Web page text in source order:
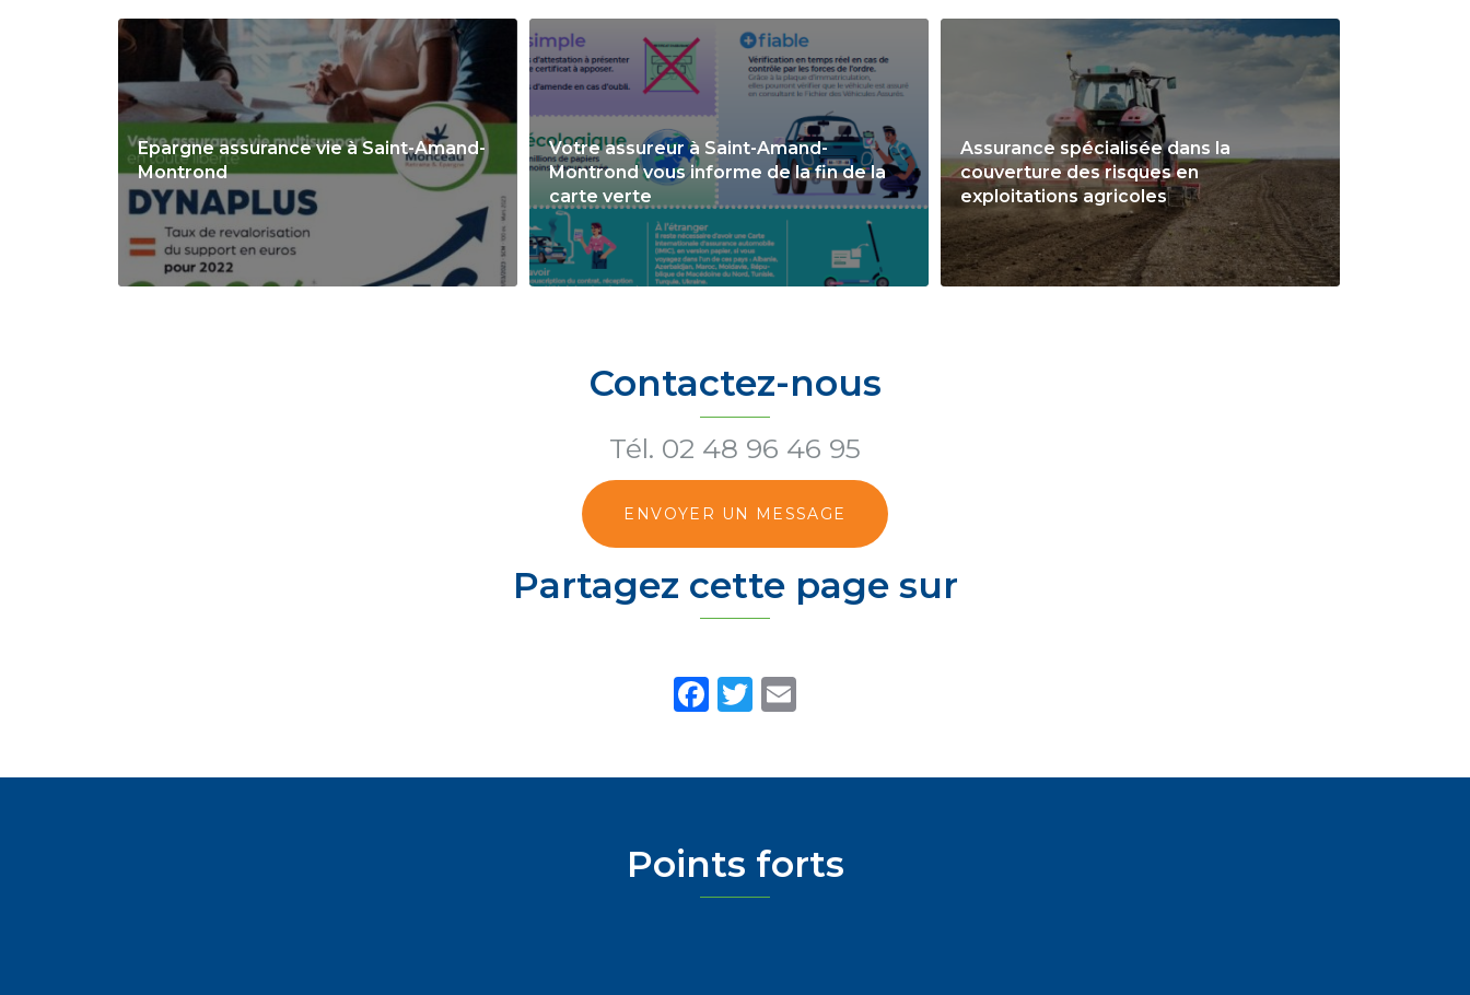
Epargne assurance vie à Saint-Amand-
Montrond
Votre assureur à Saint-Amand-
Montrond vous informe de la fin de la
carte verte
Assurance spécialisée dans la
couverture des risques en
exploitations agricoles
Contactez-nous
Tél. 02 48 96 46 95
ENVOYER UN MESSAGE
Partagez cette page sur
Facebook
Twitter
Points forts